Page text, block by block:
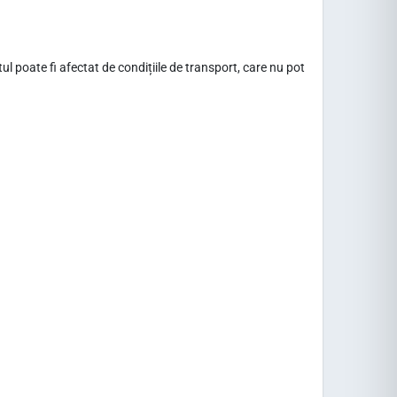
poate fi afectat de condițiile de transport, care nu pot